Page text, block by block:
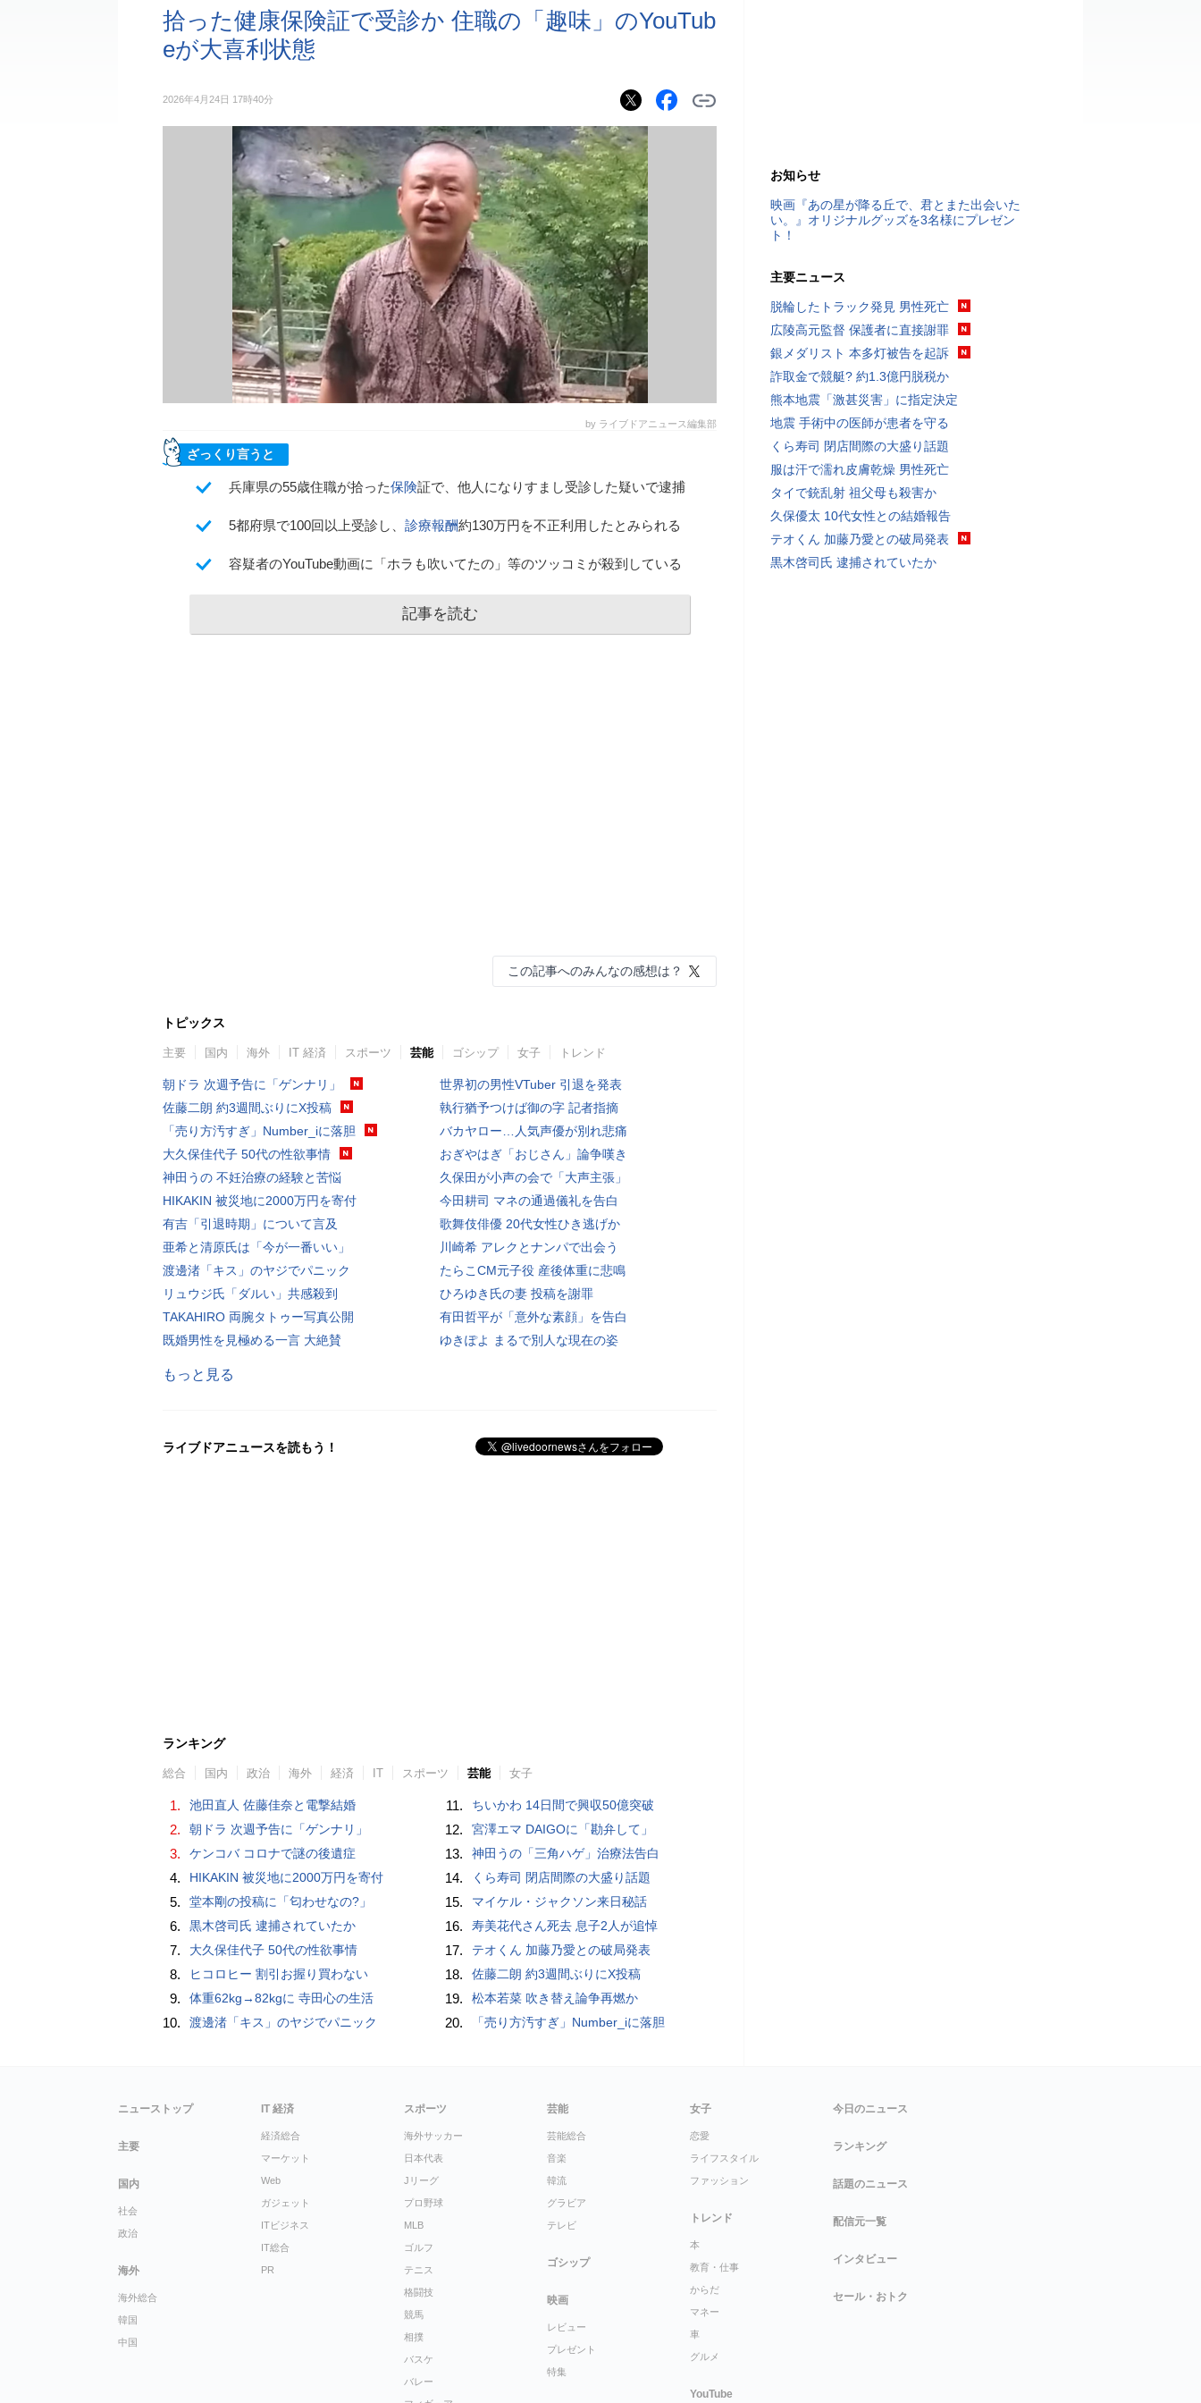
拾った健康保険証で受診か 住職の「趣味」のYouTub
eが大喜利状態
2026年4月24日 17時40分
by ライブドアニュース編集部
ざっくり言うと
兵庫県の55歳住職が拾った保険証で、他人になりすまし受診した疑いで逮捕
5都府県で100回以上受診し、 診療報酬約130万円を不正利用したとみられる
容疑者のYouTube動画に「ホラも吹いてたの」等のツッコミが殺到している
記事を読む
この記事へのみんなの感想は？
トピックス
主要 国内 海外 IT 経済 スポーツ 芸能 ゴシップ 女子 トレンド
朝ドラ 次週予告に「ゲンナリ」
佐藤二朗 約3週間ぶりにX投稿
「売り方汚すぎ」Number_iに落胆
大久保佳代子 50代の性欲事情
神田うの 不妊治療の経験と苦悩
HIKAKIN 被災地に2000万円を寄付
有吉「引退時期」について言及
亜希と清原氏は「今が一番いい」
渡邊渚「キス」のヤジでパニック
リュウジ氏「ダルい」共感殺到
TAKAHIRO 両腕タトゥー写真公開
既婚男性を見極める一言 大絶賛
世界初の男性VTuber 引退を発表
執行猶予つけば御の字 記者指摘
バカヤロー…人気声優が別れ悲痛
おぎやはぎ「おじさん」論争嘆き
久保田が小声の会で「大声主張」
今田耕司 マネの通過儀礼を告白
歌舞伎俳優 20代女性ひき逃げか
川崎希 アレクとナンパで出会う
たらこCM元子役 産後体重に悲鳴
ひろゆき氏の妻 投稿を謝罪
有田哲平が「意外な素顔」を告白
ゆきぽよ まるで別人な現在の姿
もっと見る
ライブドアニュースを読もう！
ランキング
総合 国内 政治 海外 経済 IT スポーツ 芸能 女子
1. 池田直人 佐藤佳奈と電撃結婚
2. 朝ドラ 次週予告に「ゲンナリ」
3. ケンコバ コロナで謎の後遺症
4. HIKAKIN 被災地に2000万円を寄付
5. 堂本剛の投稿に「匂わせなの?」
6. 黒木啓司氏 逮捕されていたか
7. 大久保佳代子 50代の性欲事情
8. ヒコロヒー 割引お握り買わない
9. 体重62kg→82kgに 寺田心の生活
10. 渡邊渚「キス」のヤジでパニック
11. ちいかわ 14日間で興収50億突破
12. 宮澤エマ DAIGOに「勘弁して」
13. 神田うの「三角ハゲ」治療法告白
14. くら寿司 閉店間際の大盛り話題
15. マイケル・ジャクソン来日秘話
16. 寿美花代さん死去 息子2人が追悼
17. テオくん 加藤乃愛との破局発表
18. 佐藤二朗 約3週間ぶりにX投稿
19. 松本若菜 吹き替え論争再燃か
20. 「売り方汚すぎ」Number_iに落胆
お知らせ
映画『あの星が降る丘で、君とまた出会いた
い。』オリジナルグッズを3名様にプレゼン
ト！
主要ニュース
脱輪したトラック発見 男性死亡
広陵高元監督 保護者に直接謝罪
銀メダリスト 本多灯被告を起訴
詐取金で競艇? 約1.3億円脱税か
熊本地震「激甚災害」に指定決定
地震 手術中の医師が患者を守る
くら寿司 閉店間際の大盛り話題
服は汗で濡れ皮膚乾燥 男性死亡
タイで銃乱射 祖父母も殺害か
久保優太 10代女性との結婚報告
テオくん 加藤乃愛との破局発表
黒木啓司氏 逮捕されていたか
ニューストップ
主要
国内
社会
政治
海外
海外総合
韓国
中国
IT 経済
経済総合
マーケット
Web
ガジェット
ITビジネス
IT総合
PR
スポーツ
海外サッカー
日本代表
Jリーグ
プロ野球
MLB
ゴルフ
テニス
格闘技
競馬
相撲
バスケ
バレー
芸能
芸能総合
音楽
韓流
グラビア
テレビ
ゴシップ
映画
レビュー
プレゼント
特集
女子
恋愛
ライフスタイル
ファッション
トレンド
本
教育・仕事
からだ
マネー
車
グルメ
YouTube
今日のニュース
ランキング
話題のニュース
配信元一覧
インタビュー
セール・おトク